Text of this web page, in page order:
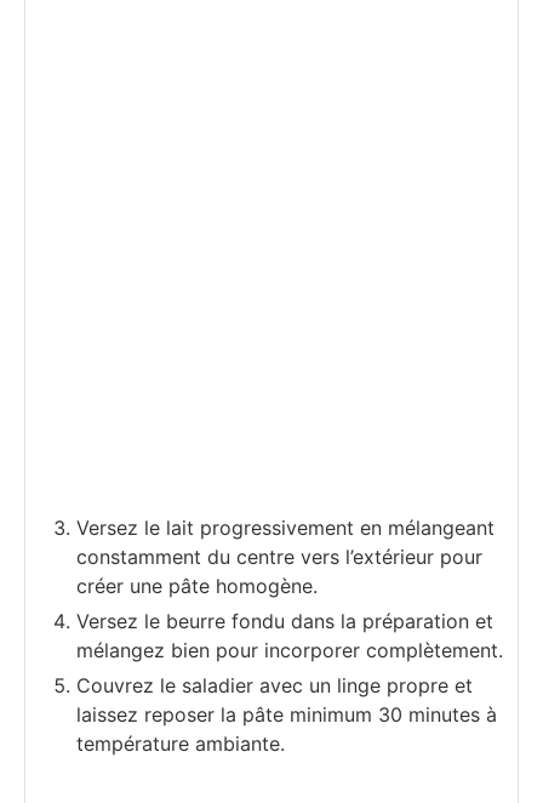
Versez le lait progressivement en mélangeant
constamment du centre vers l’extérieur pour
créer une pâte homogène.
Versez le beurre fondu dans la préparation et
mélangez bien pour incorporer complètement.
Couvrez le saladier avec un linge propre et
laissez reposer la pâte minimum 30 minutes à
température ambiante.